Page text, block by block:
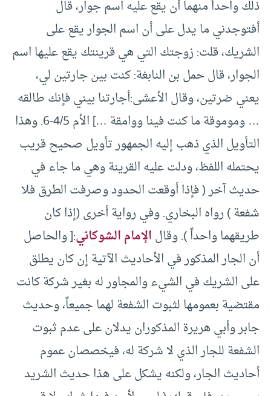
ذلك واحداً منهما أن يقع عليه اسم جوار، قال
أفتوجدني ما يدل على أن اسم الجوار يقع على
الشريك، قلت: زوجتك التي هي قرينتك يقع عليها اسم
الجوار، قال حمل بن النابغة: كنت بين جارتين لي،
يعني ضرتين، وقال الأعشى:أجارتنا بيني فإنك طالقه
… وموموقة ما كنت فينا ووامقة …] الأم 4/5-6. وهذا
التأويل الذي ذهب إليه الجمهور تأويل صحيح قريب
يحتمله اللفظ، ودلت عليه القرينة وهي ما جاء في
حديث آخر ( فإذا أوقعت الحدود وصرفت الطرق فلا
شفعة ) رواه البخاري. وفي رواية أخرى (إذا كان
طريقهما واحداً ). وقالالإمام الشوكاني:[ والحاصل
أن الجار المذكور في الأحاديث الآتية إن كان يطلق
على الشريك في الشيء والمجاور له بغير شركة كانت
مقتضية بعمومها لثبوت الشفعة لهما جميعاً، وحديث
جابر وأبي هريرة المذكوران يدلان على عدم ثبوت
الشفعة للجار الذي لا شركة له، فيخصصان عموم
أحاديث الجار، ولكنه يشكل على هذا حديث الشريد